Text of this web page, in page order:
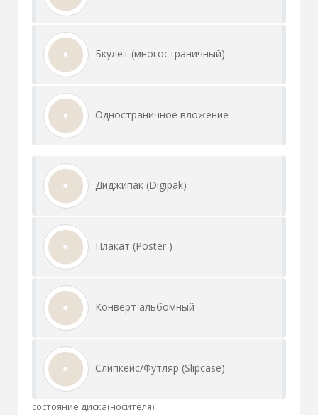
Бкулет (многостраничный)
Одностраничное вложение
Диджипак (Digipak)
Плакат (Poster )
Конверт альбомный
Слипкейс/Футляр (Slipcase)
состояние диска(носителя):